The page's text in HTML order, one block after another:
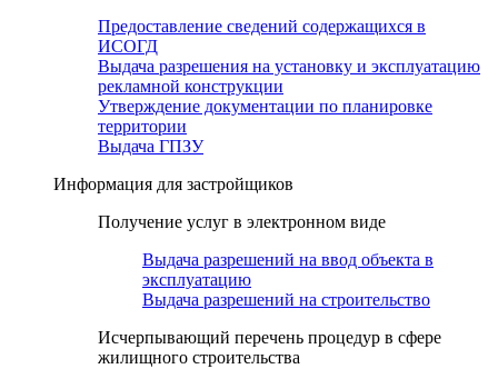
Предоставление сведений содержащихся в
ИСОГД
Выдача разрешения на установку и эксплуатацию
рекламной конструкции
Утверждение документации по планировке
территории
Выдача ГПЗУ
Информация для застройщиков
Получение услуг в электронном виде
Выдача разрешений на ввод объекта в
эксплуатацию
Выдача разрешений на строительство
Исчерпывающий перечень процедур в сфере
жилищного строительства